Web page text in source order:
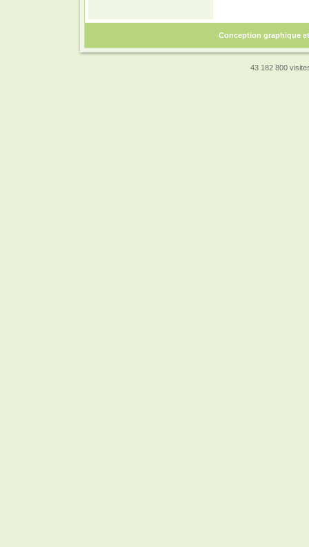
Conception graphique
43 182 800